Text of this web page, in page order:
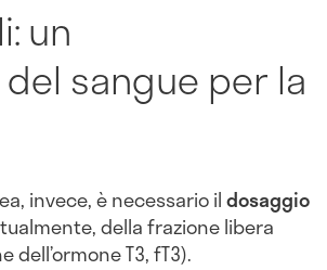
un
sangue per la
invece, è necessario ildosaggio
della frazione libera
dell’ormone T3, fT3).